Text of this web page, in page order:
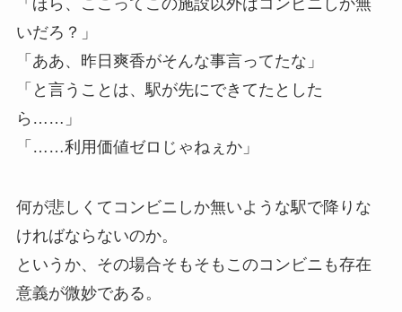
いだろ？」
「ああ、昨日爽香がそんな事言ってたな」
「と言うことは、駅が先にできてたとした
ら……」
「……利用価値ゼロじゃねぇか」
何が悲しくてコンビニしか無いような駅で降りな
ければならないのか。
というか、その場合そもそもこのコンビニも存在
意義が微妙である。